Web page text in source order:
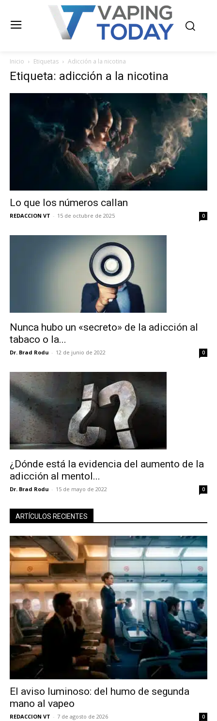
Inicio Etiquetas Adicción a la nicotina
Etiqueta: adicción a la nicotina
Lo que los números callan
REDACCION VT - 15 de octubre de 2025 0
Nunca hubo un «secreto» de la adicción al
tabaco o la...
Dr. Brad Rodu - 12 de junio de 2022 0
¿Dónde está la evidencia del aumento de la
adicción al mentol...
Dr. Brad Rodu - 15 de mayo de 2022 0
ARTÍCULOS RECIENTES
El aviso luminoso: del humo de segunda
mano al vapeo
REDACCION VT - 7 de agosto de 2026 0